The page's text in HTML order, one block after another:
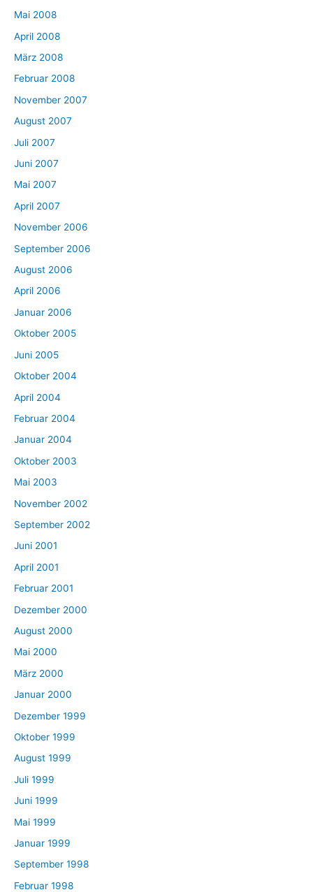
Mai 2008
April 2008
März 2008
Februar 2008
November 2007
August 2007
Juli 2007
Juni 2007
Mai 2007
April 2007
November 2006
September 2006
August 2006
April 2006
Januar 2006
Oktober 2005
Juni 2005
Oktober 2004
April 2004
Februar 2004
Januar 2004
Oktober 2003
Mai 2003
November 2002
September 2002
Juni 2001
April 2001
Februar 2001
Dezember 2000
August 2000
Mai 2000
März 2000
Januar 2000
Dezember 1999
Oktober 1999
August 1999
Juli 1999
Juni 1999
Mai 1999
Januar 1999
September 1998
Februar 1998